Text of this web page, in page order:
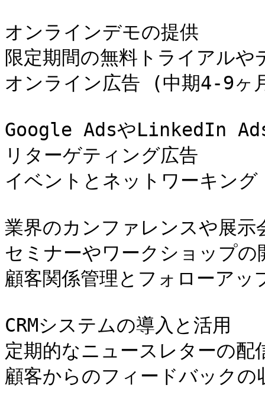
オンラインデモの提供
限定期間の無料トライアル
オンライン広告 (中期4-9ヶ
Google AdsやLinkedIn Ads
リターゲティング広告
イベントとネットワーキン
業界のカンファレンスや展示
セミナーやワークショップの
顧客関係管理とフォローア
CRMシステムの導入と活用
定期的なニュースレターの配
顧客からのフィードバックの